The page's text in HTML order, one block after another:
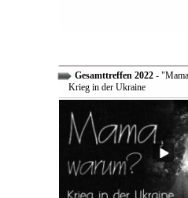
Gesamttreffen 2022-
Krieg in der Ukraine